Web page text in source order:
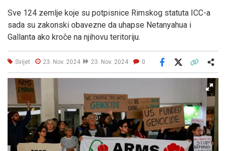
Sve 124 zemlje koje su potpisnice Rimskog statuta ICC-a
sada su zakonski obavezne da uhapse Netanyahua i
Gallanta ako kroče na njihovu teritoriju.
Svijet 23. Nov. 2024 23. Nov. 2024 0
Facebook